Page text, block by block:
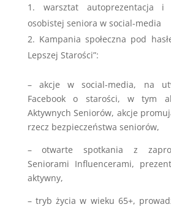
warsztat autoprezentacja i
osobistej seniora w social-media
Kampania społeczna pod
Lepszej Starości”:
– akcje w social-media, na
Facebook o starości, w tym
Aktywnych Seniorów, akcje
rzecz bezpieczeństwa seniorów,
– otwarte spotkania z
Seniorami Influencerami,
aktywny,
– tryb życia w wieku 65+,